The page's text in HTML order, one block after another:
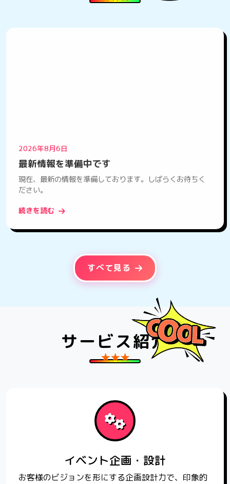
2026年8月6日
最新情報を準備中です
現在、最新の情報を準備しております。しばらくお待ちく
ださい。
続きを読む
すべて見る
サービス紹介
イベント企画・設計
お客様のビジョンを形にする企画設計力で、印象的